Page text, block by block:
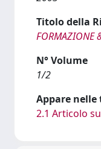
Titolo della
FORMAZIONE
N° Volume
1/2
Appare nelle
2.1 Articolo